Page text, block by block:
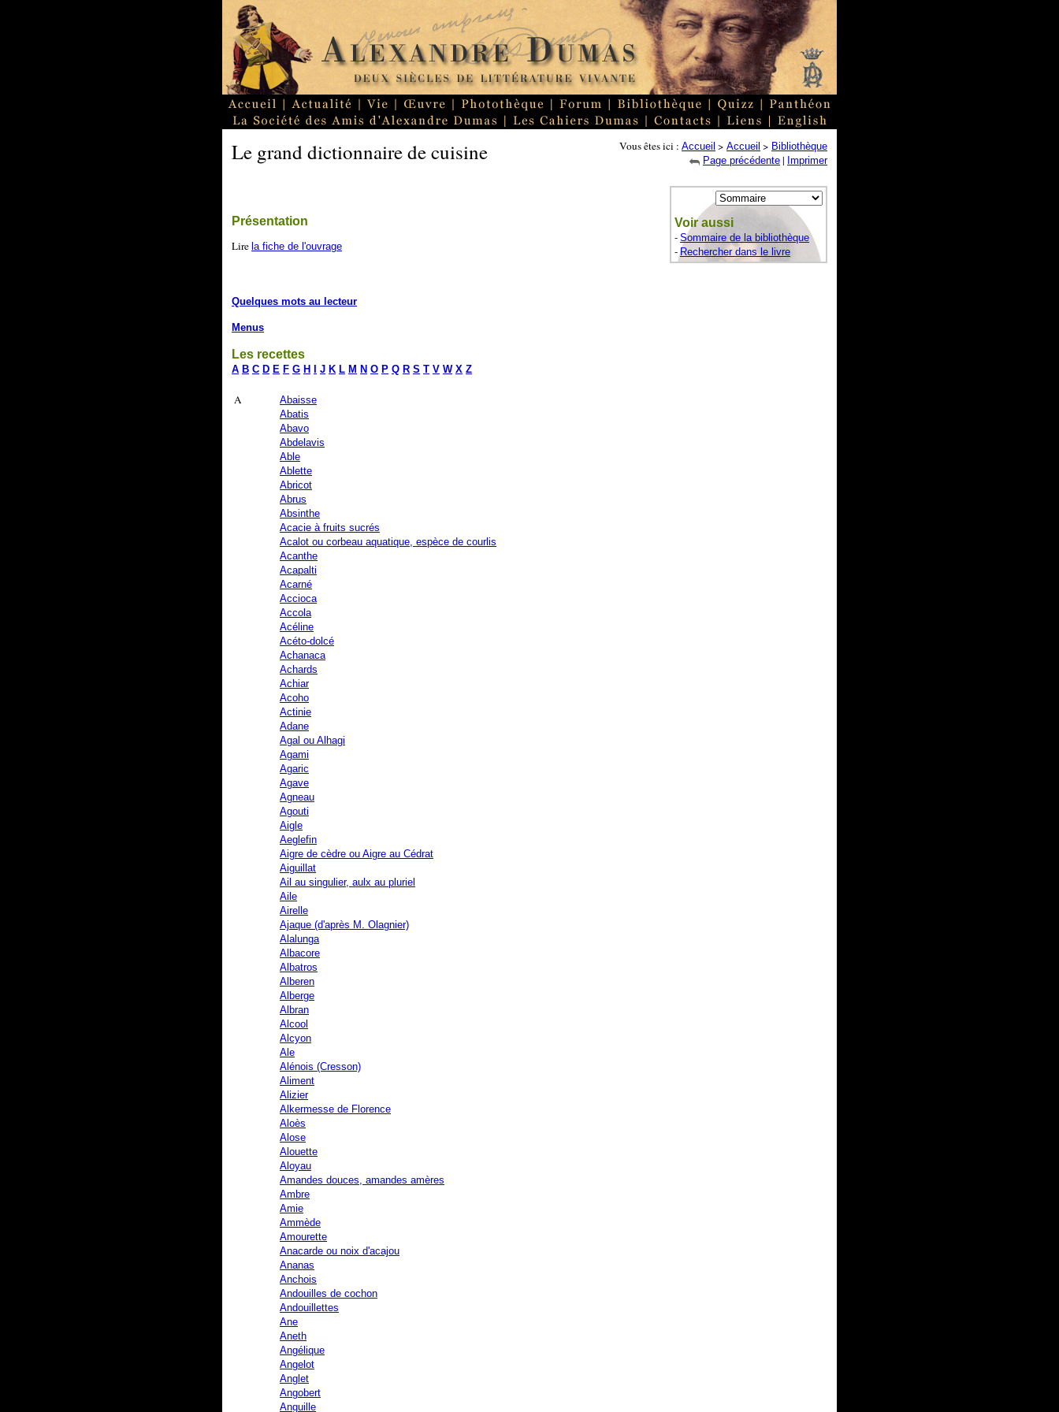
Le grand dictionnaire de cuisine Vous êtes ici : Accueil > Accueil > Bibliothèque
Page précédente | Imprimer
Voir aussi
- Sommaire de la bibliothèque
-Rechercher dans le livre
Présentation
Lire la fiche de l'ouvrage
Quelques mots au lecteur
Menus
Les recettes
A B C D E F G H J K L M N O P Q R S T V W X Z
A
Abaisse
Abatis
Abavo
Abdelavis
Able
Ablette
Abricot
Abrus
Absinthe
Acacie à fruits sucrés
Acalot ou corbeau aquatique, espèce de courlis
Acanthe
Acapalti
Acarné
Accioca
Accola
Acéline
Acéto-dolcé
Achanaca
Achards
Achiar
Acoho
Actinie
Adane
Agal ou Alhagi
Agami
Agaric
Agave
Agneau
Agouti
Aigle
Aeglefin
Aigre de cèdre ou Aigre au Cédrat
Aiguillat
Ail au singulier, aulx au pluriel
Aile
Airelle
Ajaque (d'après M. Olagnier)
Alalunga
Albacore
Albatros
Alberen
Alberge
Albran
Alcool
Alcyon
Ale
Alénois (Cresson)
Aliment
Alizier
Alkermesse de Florence
Aloès
Alose
Alouette
Aloyau
Amandes douces, amandes amères
Ambre
Amie
Ammède
Amourette
Anacarde ou noix d'acajou
Ananas
Anchois
Andouilles de cochon
Andouillettes
Ane
Aneth
Angélique
Angelot
Anglet
Angobert
Anguille